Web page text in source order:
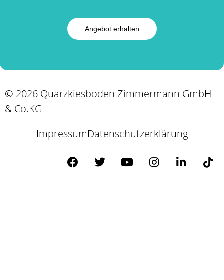
Angebot erhalten
© 2026 Quarzkiesboden Zimmermann GmbH
& Co.KG
ImpressumDatenschutzerklärung